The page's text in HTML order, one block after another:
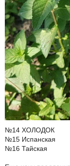
№14 ХОЛОДОК
№15 Испанская
№16 Тайская